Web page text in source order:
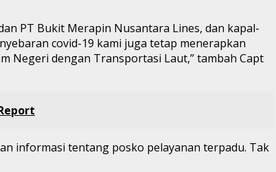
PT Bukit Merapin Nusantara Lines, dan kapal-
covid-19 kami juga tetap menerapkan
Negeri dengan Transportasi Laut,” tambah Capt
informasi tentang posko pelayanan terpadu. Tak